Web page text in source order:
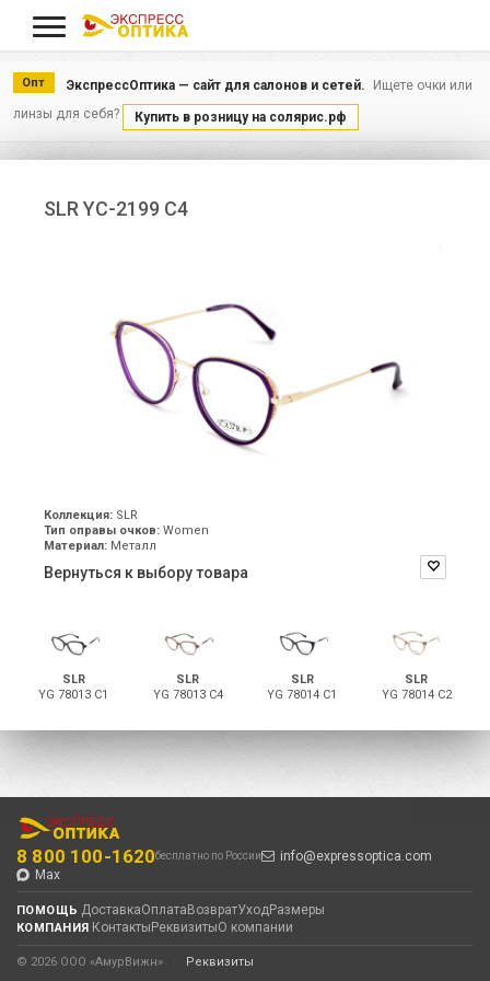
Опт ЭкспрессОптика — сайт для салонов и сетей.
Ищете очки или
линзы для себя?
Купить в розницу на солярис.рф
SLR YC-2199 C4
Коллекция: SLR
Тип оправы очков: Women
Материал: Металл
Вернуться к выбору товара
SLR
YG 78013 C1
SLR
YG 78013 C4
SLR
YG 78014 C1
SLR
YG 78014 C2
8 800 100-1620бесплатно по России
info@expressoptica.com
Max
ПОМОЩЬ ДоставкаОплата ВозвратУходРазмеры
КОМПАНИЯ Контакты РеквизитыО компании
© 2026 ООО «АмурВижн» · Реквизиты